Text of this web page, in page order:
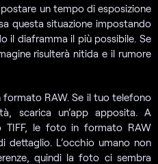
un tempo di esposizione
questa situazione impostando
il diaframma il più possibile. Se
risulterà nitida e il rumore
formato RAW. Se il tuo telefono
scarica un’app apposita. A
TIFF, le foto in formato RAW
dettaglio. L’occhio umano non
quindi la foto ci sembra